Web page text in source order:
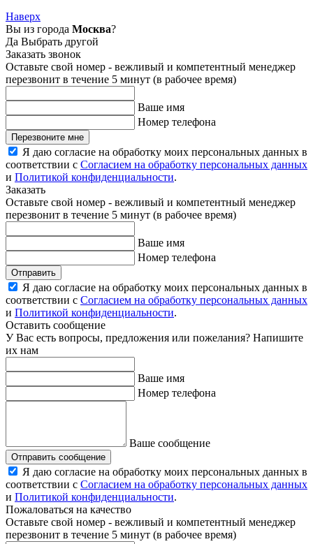
Наверх
Вы из города Москва?
Да Выбрать другой
Заказать звонок
Оставьте свой номер - вежливый и компетентный менеджер
перезвонит в течение 5 минут (в рабочее время)
Ваше имя
Номер телефона
Перезвоните мне
Я даю согласие на обработку моих персональных данных в
соответствии с Согласием на обработку персональных данных
и Политикой конфиденциальности.
Заказать
Оставьте свой номер - вежливый и компетентный менеджер
перезвонит в течение 5 минут (в рабочее время)
Ваше имя
Номер телефона
Отправить
Я даю согласие на обработку моих персональных данных в
соответствии с Согласием на обработку персональных данных
и Политикой конфиденциальности.
Оставить сообщение
У Вас есть вопросы, предложения или пожелания? Напишите
их нам
Ваше имя
Номер телефона
Ваше сообщение
Отправить сообщение
Я даю согласие на обработку моих персональных данных в
соответствии с Согласием на обработку персональных данных
и Политикой конфиденциальности.
Пожаловаться на качество
Оставьте свой номер - вежливый и компетентный менеджер
перезвонит в течение 5 минут (в рабочее время)